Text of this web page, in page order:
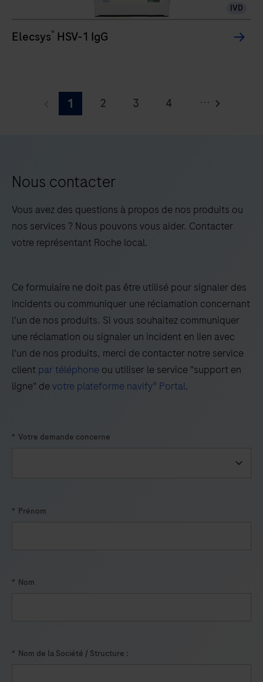
IVD
Elecsys® HSV-1 IgG
1 2 3
4
13
14
21
22 23
24
25
26 27
33
34 35
36
37
38 39
40
41
42 43
44
45
46 47
49
50 51
52
57
58
...
Nous contacter
Vous avez des questions à propos de nos produits ou
nos services ? Nous pouvons vous aider. Contacter
votre représentant Roche local.
Ce formulaire ne doit pas être utilisé pour signaler des
incidents ou communiquer une réclamation concernant
l'un de nos produits. Si vous souhaitez communiquer
une réclamation ou signaler un incident en lien avec
l'un de nos produits, merci de contacter notre service
client par téléphone ou utiliser le service "support en
ligne" devotre plateforme navify® Portal.
* Votre demande concerne
* Prénom
* Nom
* Nom de la Société / Structure :